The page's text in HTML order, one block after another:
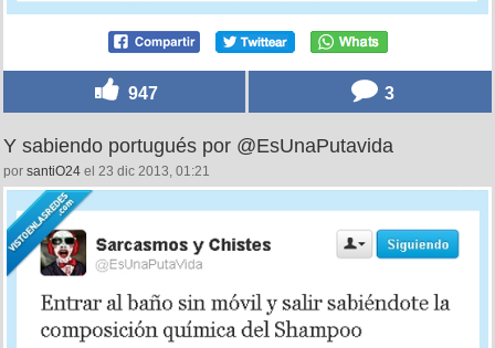
947 3
Y sabiendo portugués por @EsUnaPutavida
por santiO24 el 23 dic 2013, 01:21